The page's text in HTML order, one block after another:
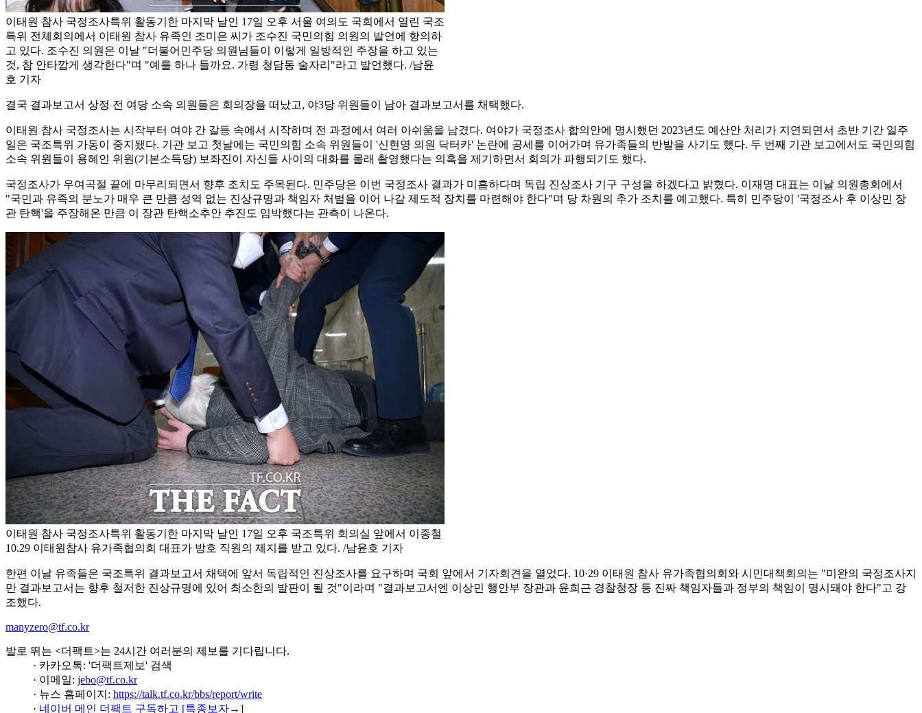
이태원 참사 국정조사특위 활동기한 마지막 날인 17일 오후 서울 여의도 국회에서 열린 국조
특위 전체회의에서 이태원 참사 유족인 조미은 씨가 조수진 국민의힘 의원의 발언에 항의하
고 있다. 조수진 의원은 이날 "더불어민주당 의원님들이 이렇게 일방적인 주장을 하고 있는
것, 참 안타깝게 생각한다"며 "예를 하나 들까요. 가령 청담동 술자리"라고 발언했다. /남윤
호 기자
결국 결과보고서 상정 전 여당 소속 의원들은 회의장을 떠났고, 야3당 위원들이 남아 결과보고서를 채택했다.
이태원 참사 국정조사는 시작부터 여야 간 갈등 속에서 시작하며 전 과정에서 여러 아쉬움을 남겼다. 여야가 국정조사 합의안에 명시했던 2023년도 예산안 처리가 지연되면서 초반 기간 일주
일은 국조특위 가동이 중지됐다. 기관 보고 첫날에는 국민의힘 소속 위원들이 '신현영 의원 닥터카' 논란에 공세를 이어가며 유가족들의 반발을 사기도 했다. 두 번째 기관 보고에서도 국민의힘
소속 위원들이 용혜인 위원(기본소득당) 보좌진이 자신들 사이의 대화를 몰래 촬영했다는 의혹을 제기하면서 회의가 파행되기도 했다.
국정조사가 우여곡절 끝에 마무리되면서 향후 조치도 주목된다. 민주당은 이번 국정조사 결과가 미흡하다며 독립 진상조사 기구 구성을 하겠다고 밝혔다. 이재명 대표는 이날 의원총회에서
"국민과 유족의 분노가 매우 큰 만큼 성역 없는 진상규명과 책임자 처벌을 이어 나갈 제도적 장치를 마련해야 한다"며 당 차원의 추가 조치를 예고했다. 특히 민주당이 '국정조사 후 이상민 장
관 탄핵'을 주장해온 만큼 이 장관 탄핵소추안 추진도 임박했다는 관측이 나온다.
이태원 참사 국정조사특위 활동기한 마지막 날인 17일 오후 국조특위 회의실 앞에서 이종철
10.29 이태원참사 유가족협의회 대표가 방호 직원의 제지를 받고 있다. /남윤호 기자
한편 이날 유족들은 국조특위 결과보고서 채택에 앞서 독립적인 진상조사를 요구하며 국회 앞에서 기자회견을 열었다. 10·29 이태원 참사 유가족협의회와 시민대책회의는 "미완의 국정조사지
만 결과보고서는 향후 철저한 진상규명에 있어 최소한의 발판이 될 것"이라며 "결과보고서엔 이상민 행안부 장관과 윤희근 경찰청장 등 진짜 책임자들과 정부의 책임이 명시돼야 한다"고 강
조했다.
manyzero@tf.co.kr
발로 뛰는 <더팩트>는 24시간 여러분의 제보를 기다립니다.
· 카카오톡: '더팩트제보' 검색
· 이메일: jebo@tf.co.kr
· 뉴스 홈페이지: https://talk.tf.co.kr/bbs/report/write
· 네이버 메인 더팩트 구독하고 [특종보자→]